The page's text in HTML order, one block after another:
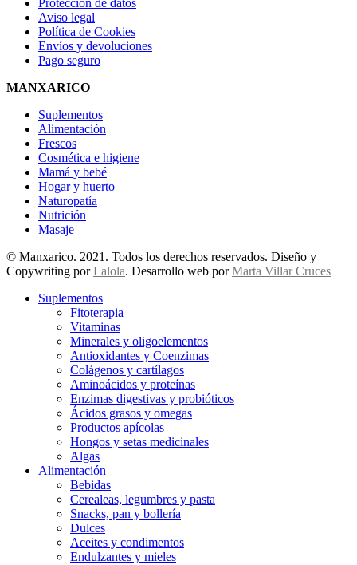
Protección de datos
Aviso legal
Política de Cookies
Envíos y devoluciones
Pago seguro
MANXARICO
Suplementos
Alimentación
Frescos
Cosmética e higiene
Mamá y bebé
Hogar y huerto
Naturopatía
Nutrición
Masaje
© Manxarico. 2021. Todos los derechos reservados. Diseño y
Copywriting porLalola. Desarrollo web porMarta Villar Cruces
Suplementos
Fitoterapia
Vitaminas
Minerales y oligoelementos
Antioxidantes y Coenzimas
Colágenos y cartílagos
Aminoácidos y proteínas
Enzimas digestivas y probióticos
Ácidos grasos y omegas
Productos apícolas
Hongos y setas medicinales
Algas
Alimentación
Bebidas
Cerealeas, legumbres y pasta
Snacks, pan y bollería
Dulces
Aceites y condimentos
Endulzantes y mieles